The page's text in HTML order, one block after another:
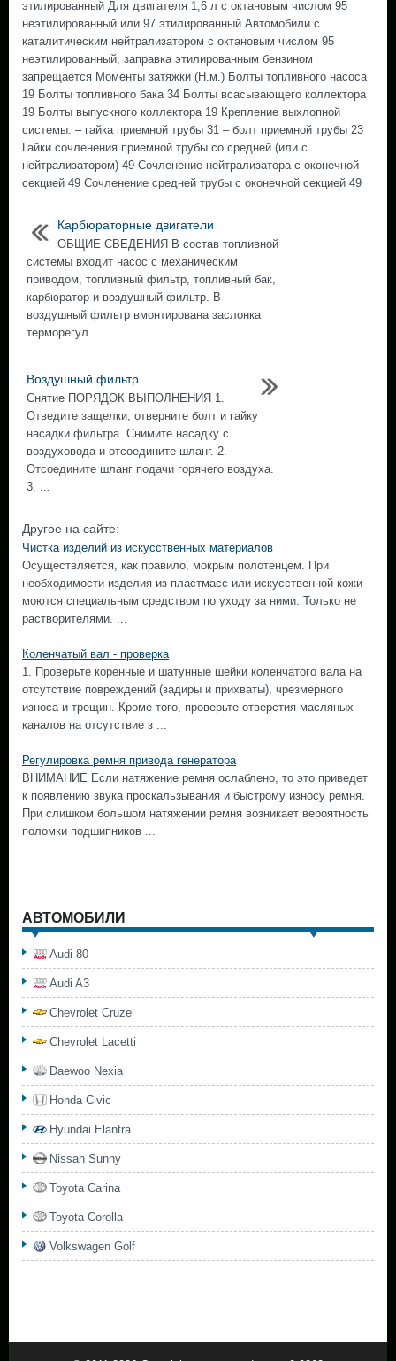
этилированный Для двигателя 1,6 л с октановым числом 95
неэтилированный или 97 этилированный Автомобили с
каталитическим нейтрализатором с октановым числом 95
неэтилированный, заправка этилированным бензином
запрещается Моменты затяжки (Н.м.) Болты топливного насоса
19 Болты топливного бака 34 Болты всасывающего коллектора
19 Болты выпускного коллектора 19 Крепление выхлопной
системы: – гайка приемной трубы 31 – болт приемной трубы 23
Гайки сочленения приемной трубы со средней (или с
нейтрализатором) 49 Сочленение нейтрализатора с оконечной
секцией 49 Сочленение средней трубы с оконечной секцией 49
Карбюраторные двигатели
ОБЩИЕ СВЕДЕНИЯ В состав топливной
системы входит насос с механическим
приводом, топливный фильтр, топливный бак,
карбюратор и воздушный фильтр. В
воздушный фильтр вмонтирована заслонка
терморегул ...
Воздушный фильтр
Снятие ПОРЯДОК ВЫПОЛНЕНИЯ 1.
Отведите защелки, отверните болт и гайку
насадки фильтра. Снимите насадку с
воздуховода и отсоедините шланг. 2.
Отсоедините шланг подачи горячего воздуха.
3. ...
Другое на сайте:
Чистка изделий из искусственных материалов
Осуществляется, как правило, мокрым полотенцем. При
необходимости изделия из пластмасс или искусственной кожи
моются специальным средством по уходу за ними. Только не
растворителями. ...
Коленчатый вал - проверка
1. Проверьте коренные и шатунные шейки коленчатого вала на
отсутствие повреждений (задиры и прихваты), чрезмерного
износа и трещин. Кроме того, проверьте отверстия масляных
каналов на отсутствие з ...
Регулировка ремня привода генератора
ВНИМАНИЕ Если натяжение ремня ослаблено, то это приведет
к появлению звука проскальзывания и быстрому износу ремня.
При слишком большом натяжении ремня возникает вероятность
поломки подшипников ...
АВТОМОБИЛИ
Audi 80
Audi A3
Chevrolet Cruze
Chevrolet Lacetti
Daewoo Nexia
Honda Civic
Hyundai Elantra
Nissan Sunny
Toyota Carina
Toyota Corolla
Volkswagen Golf